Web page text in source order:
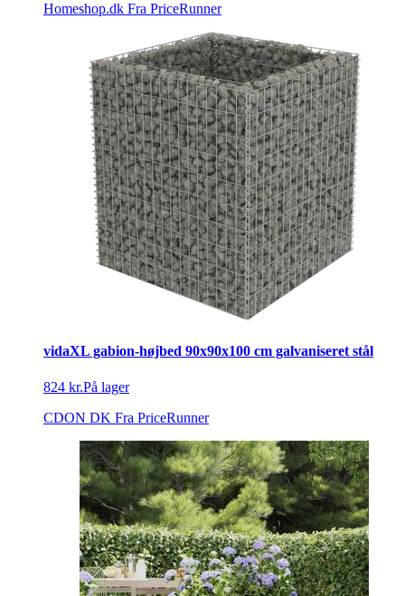
Homeshop.dk Fra PriceRunner
vidaXL gabion-højbed 90x90x100 cm galvaniseret stål
824 kr.På lager
CDON DK Fra PriceRunner